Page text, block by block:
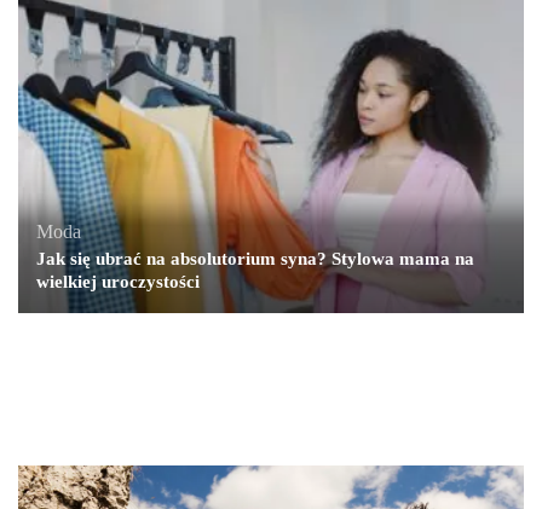
Moda
Jak się ubrać na absolutorium syna? Stylowa mama na
wielkiej uroczystości